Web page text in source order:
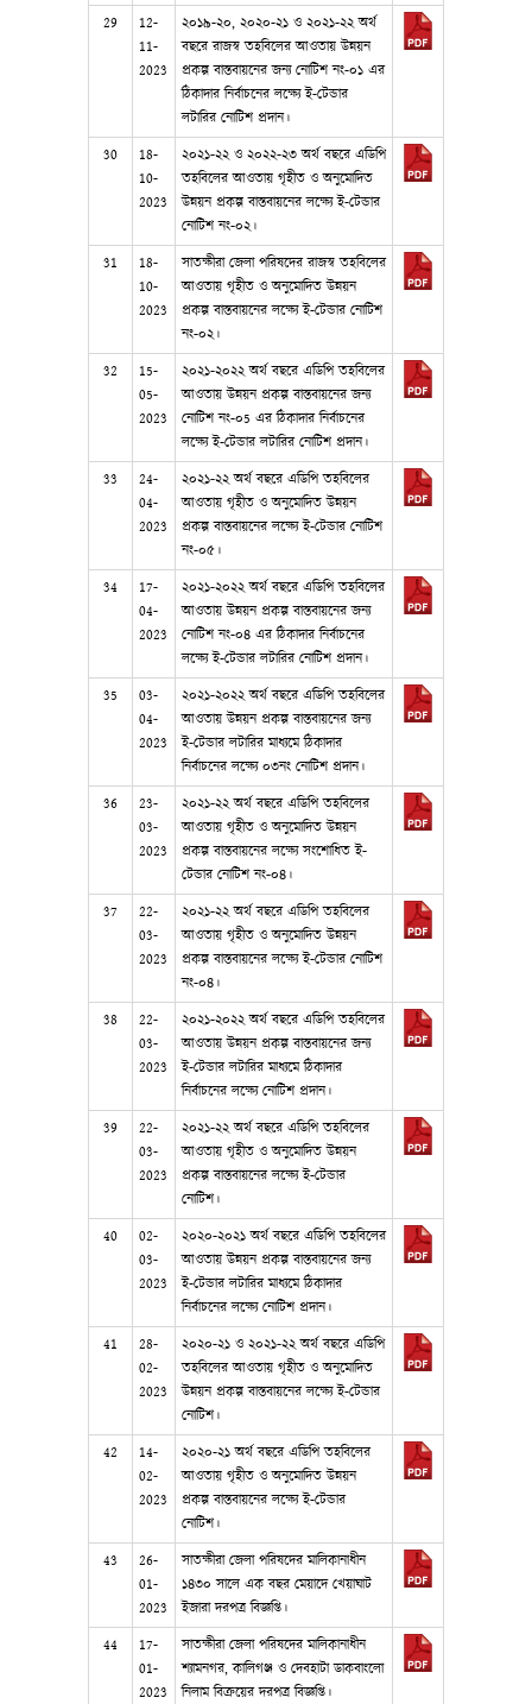
29
12-
11-
2023
২০১৯-২০, ২০২০-২১ ও ২০২১-২২ অর্থ
বছরে রাজস্ব তহবিলের আওতায় উন্নয়ন
প্রকল্প বাস্তবায়নের জন্য নোটিশ নং-০১ এর
ঠিকাদার নির্বাচনের লক্ষ্যে ই-টেন্ডার
লটারির নোটিশ প্রদান।
30
18-
10-
2023
২০২১-২২ ও ২০২২-২৩ অর্থ বছরে এডিপি
তহবিলের আওতায় গৃহীত ও অনুমোদিত
উন্নয়ন প্রকল্প বাস্তবায়নের লক্ষ্যে ই-টেন্ডার
নোটিশ নং-০২।
31
18-
10-
2023
সাতক্ষীরা জেলা পরিষদের রাজস্ব তহবিলের
আওতায় গৃহীত ও অনুমোদিত উন্নয়ন
প্রকল্প বাস্তবায়নের লক্ষ্যে ই-টেন্ডার নোটিশ
নং-০২।
32
15-
05-
2023
২০২১-২০২২ অর্থ বছরে এডিপি তহবিলের
আওতায় উন্নয়ন প্রকল্প বাস্তবায়নের জন্য
নোটিশ নং-০5 এর ঠিকাদার নির্বাচনের
লক্ষ্যে ই-টেন্ডার লটারির নোটিশ প্রদান।
33
24-
04-
2023
২০২১-২২ অর্থ বছরে এডিপি তহবিলের
আওতায় গৃহীত ও অনুমোদিত উন্নয়ন
প্রকল্প বাস্তবায়নের লক্ষ্যে ই-টেন্ডার নোটিশ
নং-০৫।
34
17-
04-
2023
২০২১-২০২২ অর্থ বছরে এডিপি তহবিলের
আওতায় উন্নয়ন প্রকল্প বাস্তবায়নের জন্য
নোটিশ নং-০৪ এর ঠিকাদার নির্বাচনের
লক্ষ্যে ই-টেন্ডার লটারির নোটিশ প্রদান।
35
03-
04-
2023
২০২১-২০২২ অর্থ বছরে এডিপি তহবিলের
আওতায় উন্নয়ন প্রকল্প বাস্তবায়নের জন্য
ই-টেন্ডার লটারির মাধ্যমে ঠিকাদার
নির্বাচনের লক্ষ্যে ০৩নং নোটিশ প্রদান।
36
23-
03-
2023
২০২১-২২ অর্থ বছরে এডিপি তহবিলের
আওতায় গৃহীত ও অনুমোদিত উন্নয়ন
প্রকল্প বাস্তবায়নের লক্ষ্যে সংশোধিত ই-
টেন্ডার নোটিশ নং-০৪।
37
22-
03-
2023
২০২১-২২ অর্থ বছরে এডিপি তহবিলের
আওতায় গৃহীত ও অনুমোদিত উন্নয়ন
প্রকল্প বাস্তবায়নের লক্ষ্যে ই-টেন্ডার নোটিশ
নং-০৪।
38
22-
03-
2023
২০২১-২০২২ অর্থ বছরে এডিপি তহবিলের
আওতায় উন্নয়ন প্রকল্প বাস্তবায়নের জন্য
ই-টেন্ডার লটারির মাধ্যমে ঠিকাদার
নির্বাচনের লক্ষ্যে নোটিশ প্রদান।
39
22-
03-
2023
২০২১-২২ অর্থ বছরে এডিপি তহবিলের
আওতায় গৃহীত ও অনুমোদিত উন্নয়ন
প্রকল্প বাস্তবায়নের লক্ষ্যে ই-টেন্ডার
নোটিশ।
40
02-
03-
2023
২০২০-২০২১ অর্থ বছরে এডিপি তহবিলের
আওতায় উন্নয়ন প্রকল্প বাস্তবায়নের জন্য
ই-টেন্ডার লটারির মাধ্যমে ঠিকাদার
নির্বাচনের লক্ষ্যে নোটিশ প্রদান।
41
28-
02-
2023
২০২০-২১ ও ২০২১-২২ অর্থ বছরে এডিপি
তহবিলের আওতায় গৃহীত ও অনুমোদিত
উন্নয়ন প্রকল্প বাস্তবায়নের লক্ষ্যে ই-টেন্ডার
নোটিশ।
42
14-
02-
2023
২০২০-২১ অর্থ বছরে এডিপি তহবিলের
আওতায় গৃহীত ও অনুমোদিত উন্নয়ন
প্রকল্প বাস্তবায়নের লক্ষ্যে ই-টেন্ডার
নোটিশ।
43
26-
01-
2023
সাতক্ষীরা জেলা পরিষদের মালিকানাধীন
১৪৩০ সালে এক বছর মেয়াদে খেয়াঘাট
ইজারা দরপত্র বিজ্ঞপ্তি।
44
17-
01-
2023
সাতক্ষীরা জেলা পরিষদের মালিকানাধীন
শ্যামনগর, কালিগঞ্জ ও দেবহাটা ডাকবাংলো
নিলাম বিক্রয়ের দরপত্র বিজ্ঞপ্তি।